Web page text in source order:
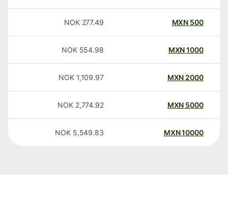
500
MXN
277.49
NOK
1000
MXN
554.98
NOK
2000
MXN
1,109.97
NOK
5000
MXN
2,774.92
NOK
10000
MXN
5,549.83
NOK